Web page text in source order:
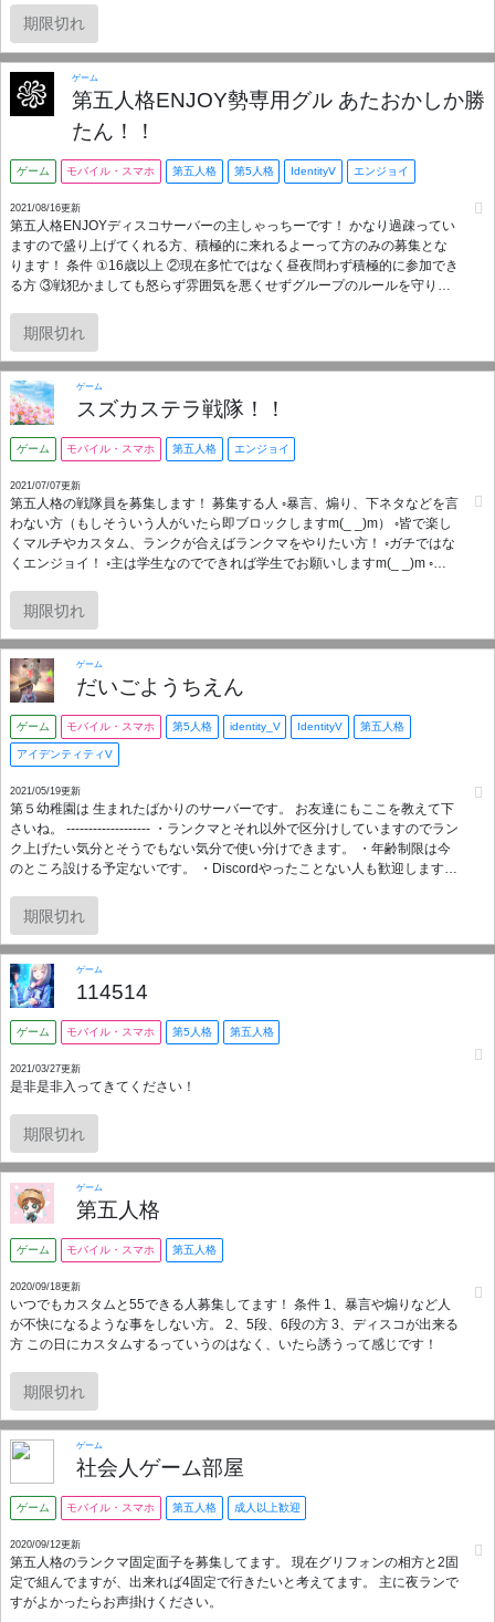
期限切れ
ゲーム
第五人格ENJOY勢専用グル あたおかしか勝
たん！！
ゲーム モバイル・スマホ 第五人格 第5人格 IdentityⅤ エンジョイ
2021/08/16更新
第五人格ENJOYディスコサーバーの主しゃっちーです！ かなり過疎ってい
ますので盛り上げてくれる方、積極的に来れるよーって方のみの募集とな
ります！ 条件 ①16歳以上 ②現在多忙ではなく昼夜問わず積極的に参加でき
る方 ③戦犯かましても怒らず雰囲気を悪くせずグループのルールを守り楽
も問題を起こす方ばかりです！ グループの説明と人柄を見るために面談を
行わせてもらっています！ グループに入ったら挨拶チャンネルで挨拶をし
た後私に連絡をください！その後面談のお話等をさせていただきます！ 私
から返信が来るまではチャンネルの閲覧のみ可とします！ 面談終わってな
い方のトラブルを避けたいので 女性が少ないため女性最優先です！ゲーム
の特性上、女性が入りづらくなりやすいため女子会も開きます！
期限切れ
ゲーム
スズカステラ戦隊！！
ゲーム モバイル・スマホ 第五人格 エンジョイ
2021/07/07更新
第五人格の戦隊員を募集します！ 募集する人 ◦暴言、煽り、下ネタなどを言
わない方（もしそういう人がいたら即ブロックしますm(_ _)m） ◦皆で楽し
くマルチやカスタム、ランクが合えばランクマをやりたい方！ ◦ガチではな
くエンジョイ！ ◦主は学生なのでできれば学生でお願いしますm(_ _)m ◦週
くれれば大丈夫ですー！） ◦段位関係なく楽しく遊べる！ 募集人数は4人で
戦隊の上限人数までいってもいいですがらもしオーバーしてしまった場合
は早い人優先ということになります…でもフレンドとしては遊べます！！
新しく作ったばかりで私しかいませんが、よければぜひよろしくお願いし
ますm(_ _)m
期限切れ
ゲーム
だいごようちえん
ゲーム モバイル・スマホ 第5人格 identity_V IdentityV 第五人格
アイデンティティV
2021/05/19更新
第５幼稚園は 生まれたばかりのサーバーです。 お友達にもここを教えて下
さいね。 ------------------- ・ランクマとそれ以外で区分けしていますのでラン
ク上げたい気分とそうでもない気分で使い分けできます。 ・年齢制限は今
のところ設ける予定ないです。 ・Discordやったことない人も歓迎します。
バイバーもしくはハンターの段位が2段(犬,蛇)以上 ・即死しても泣かない怒
らない ・招待を強要しない
期限切れ
ゲーム
114514
ゲーム モバイル・スマホ 第5人格 第五人格
2021/03/27更新
是非是非入ってきてください！
期限切れ
ゲーム
第五人格
ゲーム モバイル・スマホ 第五人格
2020/09/18更新
いつでもカスタムと55できる人募集してます！ 条件 1、暴言や煽りなど人
が不快になるような事をしない方。 2、5段、6段の方 3、ディスコが出来る
方 この日にカスタムするっていうのはなく、いたら誘うって感じです！
期限切れ
ゲーム
社会人ゲーム部屋
ゲーム モバイル・スマホ 第五人格 成人以上歓迎
2020/09/12更新
第五人格のランクマ固定面子を募集してます。 現在グリフォンの相方と2固
定で組んでますが、出来れば4固定で行きたいと考えてます。 主に夜ランで
すがよかったらお声掛けください。